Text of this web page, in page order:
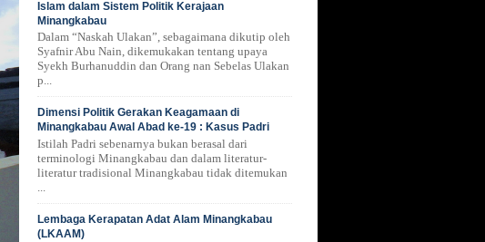
Islam dalam Sistem Politik Kerajaan
Minangkabau
Dalam “Naskah Ulakan”, sebagaimana dikutip oleh
Syafnir Abu Nain, dikemukakan tentang upaya
Syekh Burhanuddin dan Orang nan Sebelas Ulakan
p...
Dimensi Politik Gerakan Keagamaan di
Minangkabau Awal Abad ke-19 : Kasus Padri
Istilah Padri sebenarnya bukan berasal dari
terminologi Minangkabau dan dalam literatur-
literatur tradisional Minangkabau tidak ditemukan
Lembaga Kerapatan Adat Alam Minangkabau
(LKAAM)